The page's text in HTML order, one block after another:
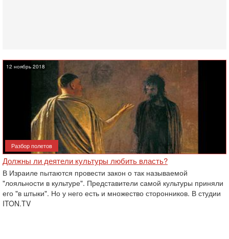
12 ноябрь 2018
Разбор полетов
Должны ли деятели культуры любить власть?
В Израиле пытаются провести закон о так называемой
"лояльности в культуре". Представители самой ‎культуры приняли
его "в штыки". Но у него есть и множество сторонников. В студии
ITON.TV